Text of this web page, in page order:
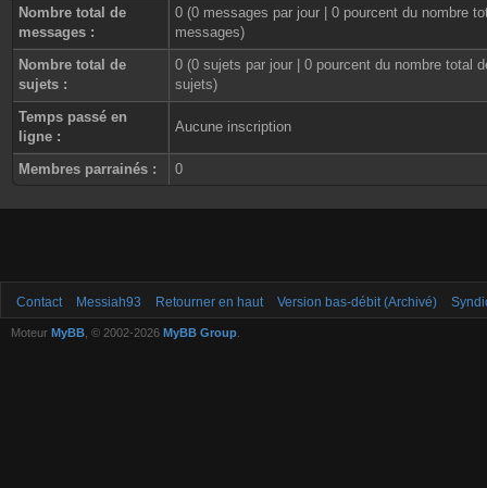
Nombre total de
messages :
0 (0 messages par jour | 0 pourcent du nombre
messages)
Nombre total de
sujets :
0 (0 sujets par jour | 0 pourcent du nombre total
sujets)
Temps passé en
ligne :
Aucune inscription
Membres parrainés : 0
Contact Messiah93 Retourner en haut Version bas-débit (Archivé)
Moteur MyBB , © 2002-2026 MyBB Group